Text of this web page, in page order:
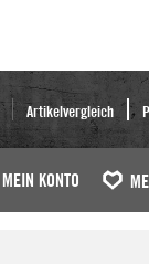
Artikelvergleich
MEIN KONTO